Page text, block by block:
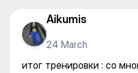
Aikumis
24 March
итог тренировки : со